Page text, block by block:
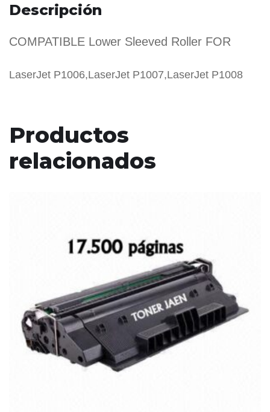
Descripción
COMPATIBLE Lower Sleeved Roller FOR
LaserJet P1006,LaserJet P1007,LaserJet P1008
Productos
relacionados